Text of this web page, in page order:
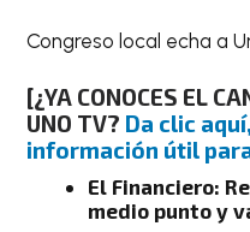
Congreso local echa a
[¿YA CONOCES EL
UNO TV? Da clic
información útil
El Financiero:
medio punto y